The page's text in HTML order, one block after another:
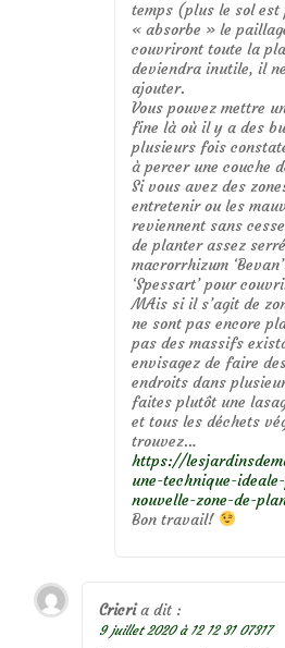
temps (plus le sol
« absorbe » le
couvriront toute la
deviendra inutile, il
ajouter.
Vous pouvez mettre
fine là où il y a des
plusieurs fois
à percer une couche
Si vous avez des
entretenir ou les
reviennent sans
de planter assez
macrorrhizum
‘Spessart’ pour
MAis si il s’agit de
ne sont pas encore
pas des massifs
envisagez de faire
endroits dans
faites plutôt une
et tous les déchets
trouvez…
https://
une-technique-
nouvelle-zone-de-
Bon travail!
Cricri a dit :
9 juillet 2020 à 12 12 31 07317